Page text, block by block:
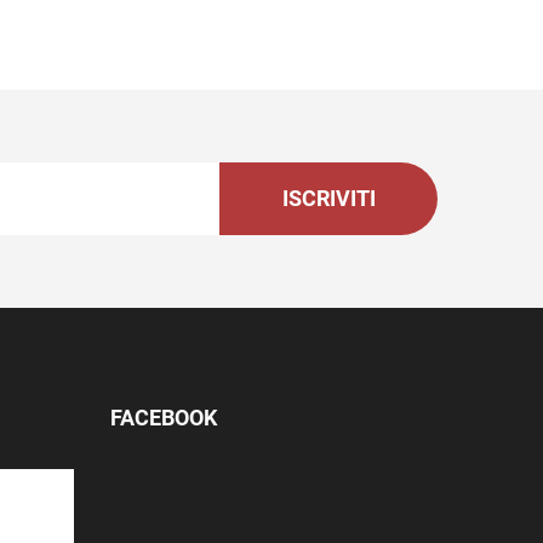
ISCRIVITI
FACEBOOK